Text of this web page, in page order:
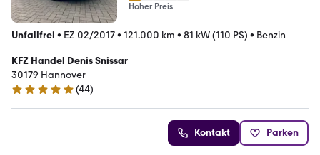
Hoher Preis
Unfallfrei • EZ 02/2017• 121.000 km • 81 kW (110 PS) • Benzin
KFZ Handel Denis Snissar
30179 Hannover
4.9 Sterne
(44)
Kontakt Parken